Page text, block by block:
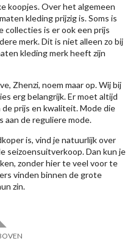
koopjes. Over het algemeen
kleding prijzig is. Soms is
collecties is er ook een prijs
merk. Dit is niet alleen zo bij
kleding merk heeft zijn
Zhenzi, noem maar op. Wij bij
erg belangrijk. Er moet altijd
prijs en kwaliteit. Mode die
aan de reguliere mode.
is, vind je natuurlijk over
seizoensuitverkoop. Dan kun je
zonder hier te veel voor te
vinden binnen de grote
zin.